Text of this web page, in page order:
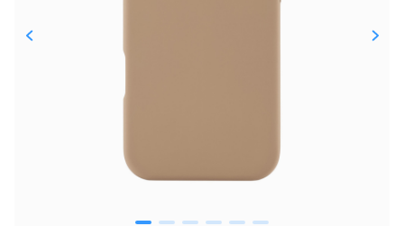
25
% картой любого банка